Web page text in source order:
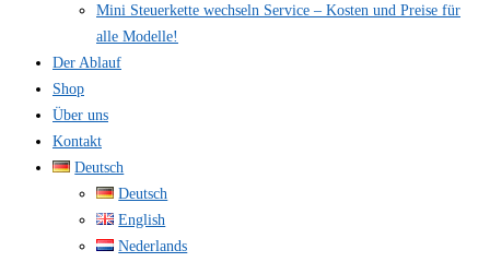
Mini Steuer­kette wechseln Service – Kosten und Preise für
alle Modelle!
Der Ablauf
Shop
Über uns
Kontakt
Deutsch
Deutsch
English
Nederlands